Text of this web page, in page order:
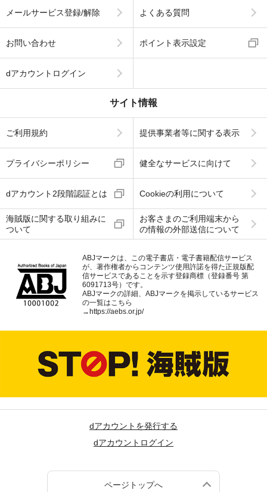
メールサービス登録/解除 よくある質問
お問い合わせ ポイント表示設定
dアカウントログイン
サイト情報
ご利用規約 提供事業者等に関する表示
プライバシーポリシー 健全なサービスに向けて
dアカウント2段階認証とは Cookieの利用について
海賊版に関する取り組みに
ついて
お客さまのご利用端末から
の情報の外部送信について
ABJマークは、この電子書店・電子書籍配信サービス
が、著作権者からコンテンツ使用許諾を得た正規版配
信サービスであることを示す登録商標（登録番号 第
6091713号）です。
ABJマークの詳細、ABJマークを掲示しているサービス
の一覧はこちら
→https://aebs.or.jp/
dアカウントを発行する
dアカウントログイン
ページトップへ